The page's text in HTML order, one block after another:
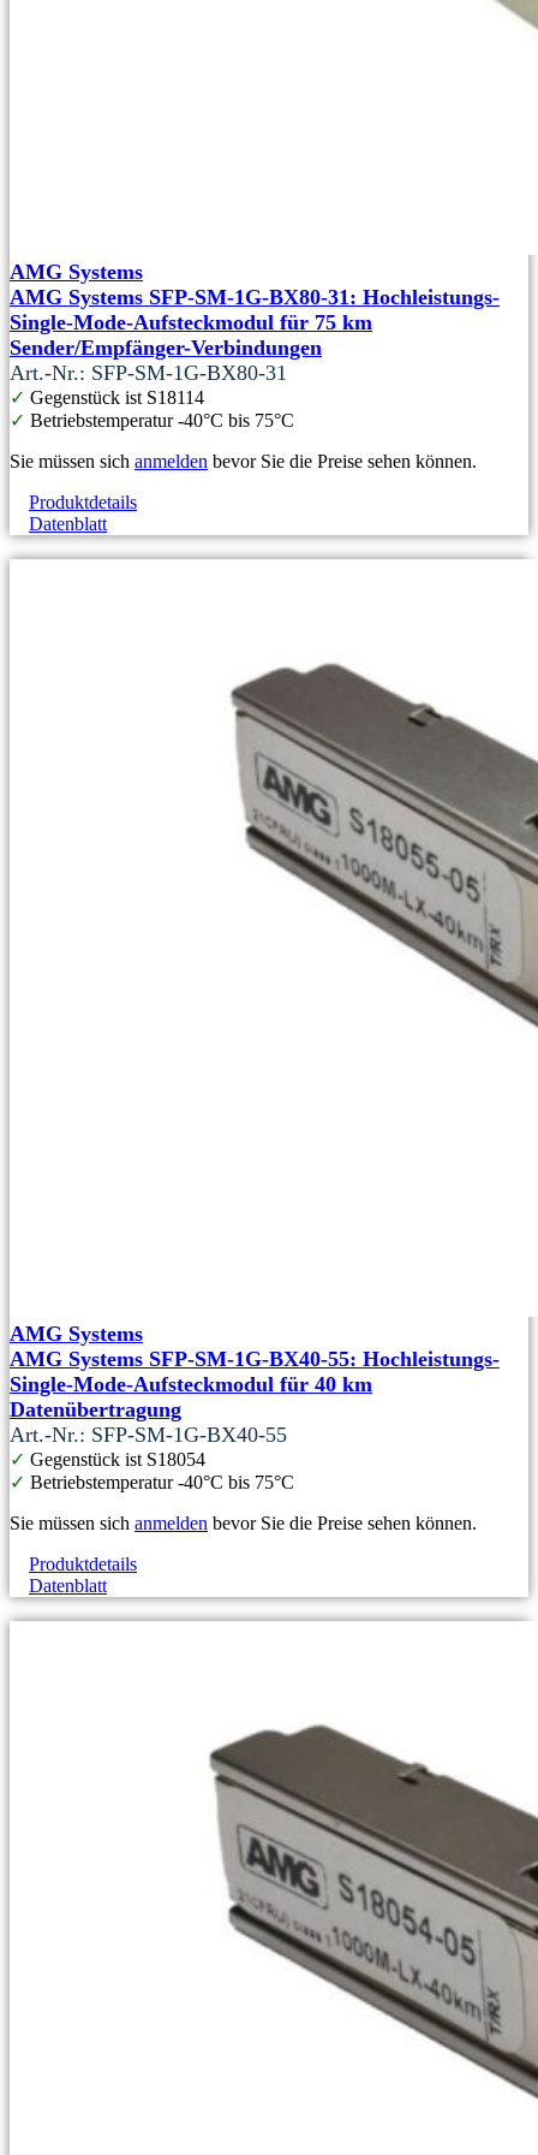
AMG Systems
AMG Systems SFP-SM-1G-BX80-31: Hochleistungs-
Single-Mode-Aufsteckmodul für 75 km
Sender/Empfänger-Verbindungen
Art.-Nr.: SFP-SM-1G-BX80-31
✓ Gegenstück ist S18114
✓ Betriebstemperatur -40°C bis 75°C
Sie müssen sich anmelden bevor Sie die Preise sehen können.
Produktdetails
Datenblatt
AMG Systems
AMG Systems SFP-SM-1G-BX40-55: Hochleistungs-
Single-Mode-Aufsteckmodul für 40 km
Datenübertragung
Art.-Nr.: SFP-SM-1G-BX40-55
✓ Gegenstück ist S18054
✓ Betriebstemperatur -40°C bis 75°C
Sie müssen sich anmelden bevor Sie die Preise sehen können.
Produktdetails
Datenblatt